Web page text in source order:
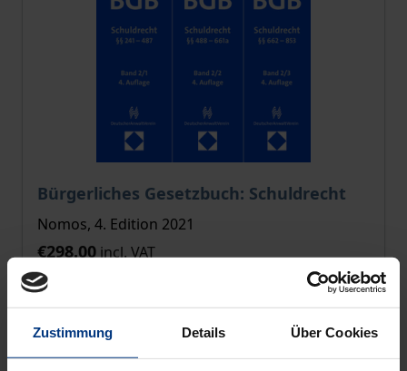
Zustimmung Details Über Cookies
Bürgerliches Gesetzbuch: Schuldrecht
Nomos, 4. Edition 2021
€298.00incl. VAT